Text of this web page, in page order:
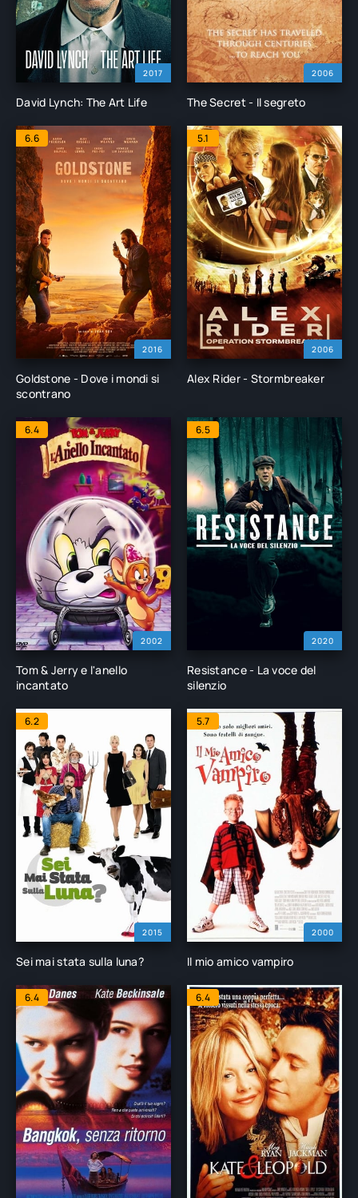
2017
David Lynch: The Art Life
2006
The Secret - Il segreto
2016
6.6
Goldstone - Dove i mondi si
scontrano
2006
5.1
Alex Rider - Stormbreaker
2002
6.4
Tom & Jerry e l'anello
incantato
2020
6.5
Resistance - La voce del
silenzio
2015
6.2
Sei mai stata sulla luna?
2000
5.7
Il mio amico vampiro
6.4 6.4